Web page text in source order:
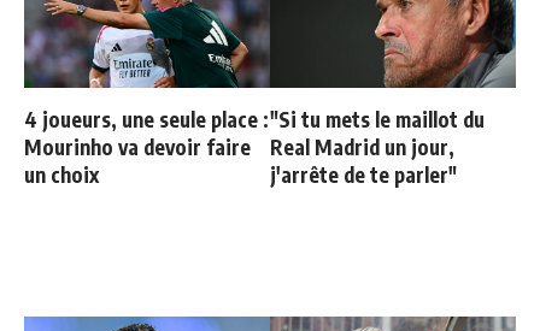
4 joueurs, une seule place :
Mourinho va devoir faire
un choix
"Si tu mets le maillot du
Real Madrid un jour,
j'arrête de te parler"